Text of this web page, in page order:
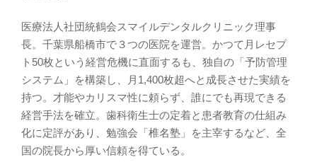
医療法人社団統鶴会スマイルデンタルクリニック理事
長。千葉県船橋市で３つの医院を運営。かつて月レセプ
ト50枚という経営危機に直面するも、独自の「予防管理
システム」を構築し、月1,400枚超へと成長させた実績を
持つ。才能やカリスマ性に頼らず、誰にでも再現できる
経営手法を確立。歯科衛生士の定着と患者教育の仕組み
化に定評があり、勉強会「椎名塾」を主宰するなど、全
国の院長から厚い信頼を得ている。